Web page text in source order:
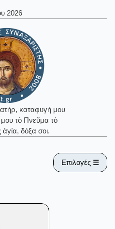
2026
καταφυγή μου
τὸ Πνεῦμα τὸ
ἁγία, δόξα σοι.
Επιλογές ☰